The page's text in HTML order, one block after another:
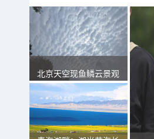
北京天空现鱼鳞云景观